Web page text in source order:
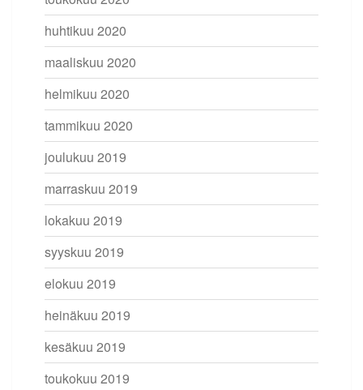
huhtikuu 2020
maaliskuu 2020
helmikuu 2020
tammikuu 2020
joulukuu 2019
marraskuu 2019
lokakuu 2019
syyskuu 2019
elokuu 2019
heinäkuu 2019
kesäkuu 2019
toukokuu 2019